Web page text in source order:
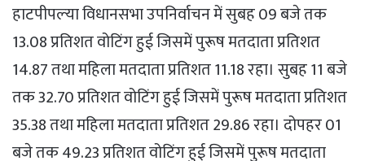
हाटपीपल्‍या विधानसभा उपनिर्वाचन में सुबह 09 बजे तक
13.08 प्रतिशत वोटिंग हुई जिसमें पुरूष मतदाता प्रतिशत
14.87 तथा महिला मतदाता प्रतिशत 11.18 रहा। सुबह 11 बजे
तक 32.70 प्रतिशत वोटिंग हुई जिसमें पुरूष मतदाता प्रतिशत
35.38 तथा महिला मतदाता प्रतिशत 29.86 रहा। दोपहर 01
बजे तक 49.23 प्रतिशत वोटिंग हुई जिसमें पुरूष मतदाता